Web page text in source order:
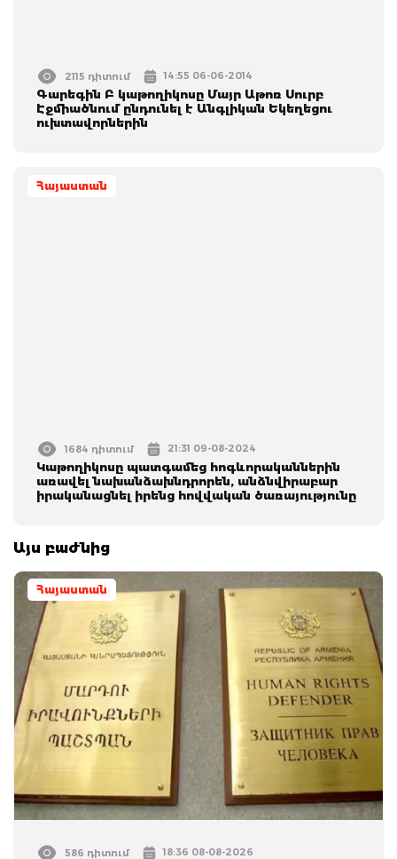
2115 դիտում 14:55 06-06-2014
Գարեգին Բ կաթողիկոսը Մայր Աթոռ Սուրբ
Էջմիածնում ընդունել է Անգլիկան Եկեղեցու
ուխտավորներին
Հայաստան
1684 դիտում 21:31 09-08-2024
Կաթողիկոսը պատգամեց հոգևորականներին
առավել նախանձախնդրորեն, անձնվիրաբար
իրականացնել իրենց հովվական ծառայությունը
Այս բաժնից
Հայաստան
586 դիտում 18:36 08-08-2026